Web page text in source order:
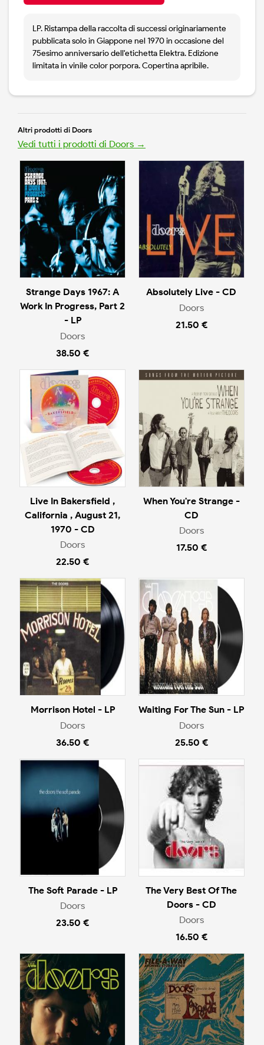
LP. Ristampa della raccolta di successi originariamente
pubblicata solo in Giappone nel 1970 in occasione del
75esimo anniversario dell'etichetta Elektra. Edizione
limitata in vinile color porpora. Copertina apribile.
Altri prodotti di Doors
Vedi tutti i prodotti di Doors →
Strange Days 1967: A
Work In Progress, Part 2
- LP
Doors
38.50 €
Absolutely Live - CD
Doors
21.50 €
Live In Bakersfield ,
California , August 21,
1970 - CD
Doors
22.50 €
When You're Strange -
CD
Doors
17.50 €
Morrison Hotel - LP
Doors
36.50 €
Waiting For The Sun - LP
Doors
25.50 €
The Soft Parade - LP
Doors
23.50 €
The Very Best Of The
Doors - CD
Doors
16.50 €